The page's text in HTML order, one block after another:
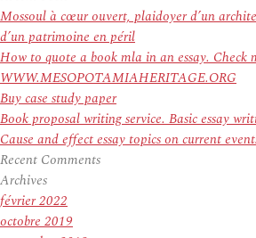
:Mossoul à cœur ouvert, plaidoyer d’un
d’un patrimoine en péril
How to quote a book mla in an essay. Check
WWW.MESOPOTAMIAHERITAGE.ORG
Buy case study paper
Book proposal writing service. Basic essay
Cause and effect essay topics on current
Recent Comments
Archives
février 2022
octobre 2019